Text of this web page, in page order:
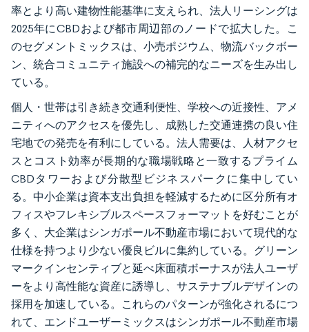
率とより高い建物性能基準に支えられ、法人リーシングは
2025年にCBDおよび都市周辺部のノードで拡大した。こ
のセグメントミックスは、小売ポジウム、物流バックボー
ン、統合コミュニティ施設への補完的なニーズを生み出し
ている。
個人・世帯は引き続き交通利便性、学校への近接性、アメ
ニティへのアクセスを優先し、成熟した交通連携の良い住
宅地での発売を有利にしている。法人需要は、人材アクセ
スとコスト効率が長期的な職場戦略と一致するプライム
CBDタワーおよび分散型ビジネスパークに集中してい
る。中小企業は資本支出負担を軽減するために区分所有オ
フィスやフレキシブルスペースフォーマットを好むことが
多く、大企業はシンガポール不動産市場において現代的な
仕様を持つより少ない優良ビルに集約している。グリーン
マークインセンティブと延べ床面積ボーナスが法人ユーザ
ーをより高性能な資産に誘導し、サステナブルデザインの
採用を加速している。これらのパターンが強化されるにつ
れて、エンドユーザーミックスはシンガポール不動産市場